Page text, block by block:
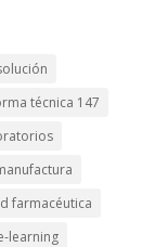
técnica 147
farmacéutica
learning